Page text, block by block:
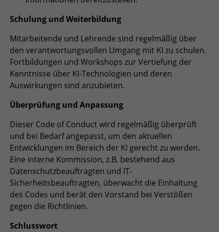
Schulung und Weiterbildung
Mitarbeitende und Lehrende sind regelmäßig über
den verantwortungsvollen Umgang mit KI zu schulen.
Fortbildungen und Workshops zur Vertiefung der
Kenntnisse über KI-Technologien und deren
Auswirkungen sind anzubieten.
Überprüfung und Anpassung
Dieser Code of Conduct wird regelmäßig überprüft
und bei Bedarf angepasst, um den aktuellen
Entwicklungen im Bereich der KI gerecht zu werden.
Eine interne Kommission, z.B. bestehend aus
Datenschutzbeauftragten und IT-
Sicherheitsbeauftragten, überwacht die Einhaltung
des Codes und berät den Vorstand bei Verstößen
gegen die Richtlinien.
Schlusswort
Zweck Admin-Login Redaktionssystem
PHPSESSID
Anbieter PHP
Laufzeit Session
Zweck Betrieb TYPO3